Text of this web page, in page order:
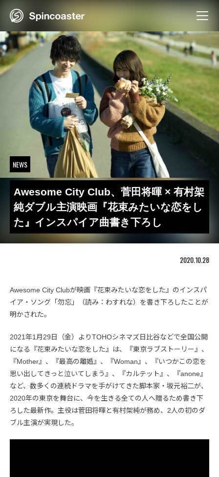
NEWS
Awesome City Club、菅田将暉 × 有村架
純ダブル主演映画『花束みたいな恋をし
た』インスパイア曲書き下ろし
2020.10.28
Awesome City Clubが映画『花束みたいな恋をした』のインスパ
イア・ソング「勿忘」（読み：わすれな）を書き下ろしたことが
明かされた。
2021年1月29日（金）よりTOHOシネマズ日比谷などで全国公開
になる『花束みたいな恋をした』は、『東京ラブストーリー』、
『Mother』、『最高の離婚』、『Woman』、『いつかこの恋を
思い出してきっと泣いてしまう』、『カルテット』、『anone』
など、数多くの連続ドラマを手がけてきた脚本家・坂元裕二が、
2020年の東京を舞台に、今を生きる全ての人へ贈るため書き下
ろした最新作。主役は菅田将暉と有村架純が務め、2人の初のダ
ブル主演が実現した。